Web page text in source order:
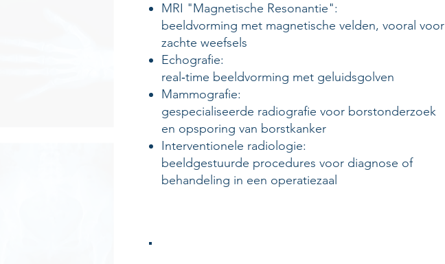
MRI "Magnetische Resonantie":
beeldvorming met magnetische velden, vooral voor
zachte weefsels
Echografie:
real‑time beeldvorming met geluidsgolven
Mammografie:
gespecialiseerde radiografie voor borstonderzoek
en opsporing van borstkanker
Interventionele radiologie:
beeldgestuurde procedures voor diagnose of
behandeling in een operatiezaal